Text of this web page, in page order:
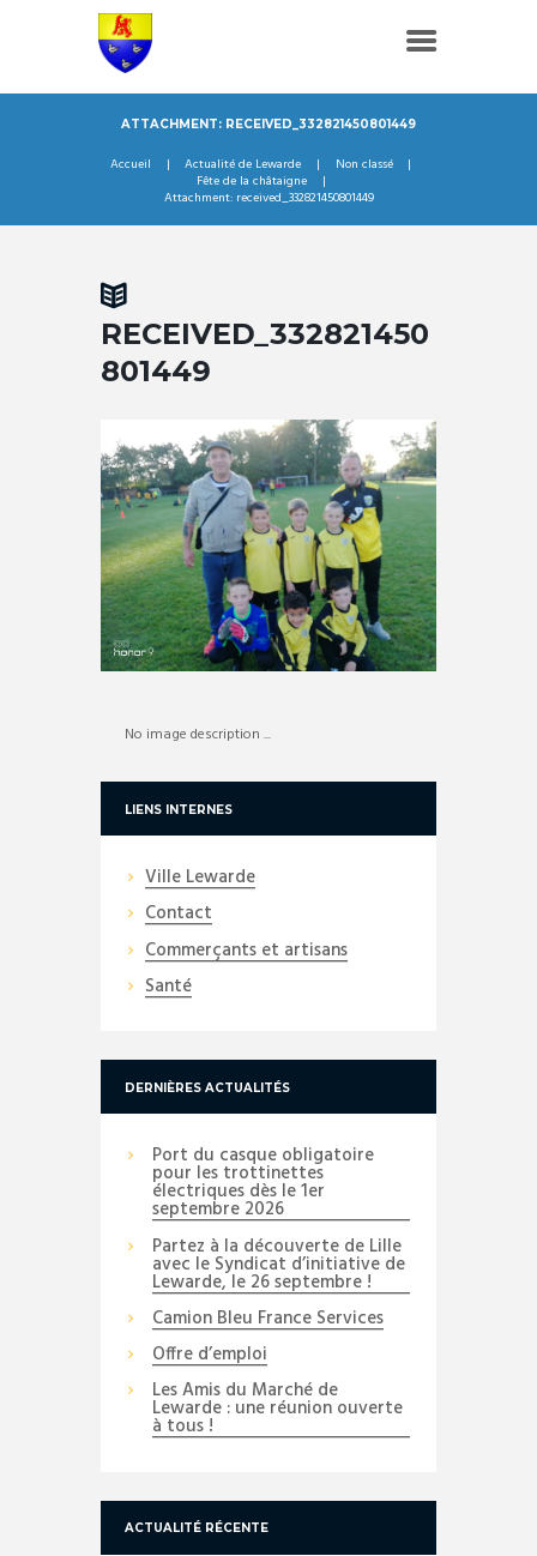
ATTACHMENT: RECEIVED_332821450801449
Accueil Actualité de Lewarde
Non classé
Fête de la châtaigne
Attachment: received_332821450801449
RECEIVED_332821450
801449
No image description ...
LIENS INTERNES
Ville Lewarde
Contact
Commerçants et artisans
Santé
DERNIÈRES ACTUALITÉS
Port du casque obligatoire
pour les trottinettes
électriques dès le 1er
septembre 2026
Partez à la découverte de Lille
avec le Syndicat d’initiative de
Lewarde, le 26 septembre !
Camion Bleu France Services
Offre d’emploi
Les Amis du Marché de
Lewarde : une réunion ouverte
à tous !
ACTUALITÉ RÉCENTE